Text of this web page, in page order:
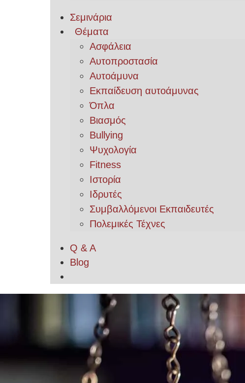
Σεμινάρια
Θέματα
Ασφάλεια
Αυτοπροστασία
Αυτοάμυνα
Εκπαίδευση αυτοάμυνας
Όπλα
Βιασμός
Bullying
Ψυχολογία
Fitness
Ιστορία
Ιδρυτές
Συμβαλλόμενοι Εκπαιδευτές
Πολεμικές Τέχνες
Q & A
Blog